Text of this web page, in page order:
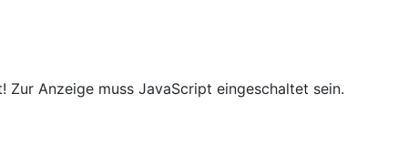
Anzeige muss JavaScript eingeschaltet sein.